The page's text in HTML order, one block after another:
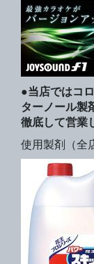
●当店ではコ
ターノール製
徹底して営業
使用製剤（全